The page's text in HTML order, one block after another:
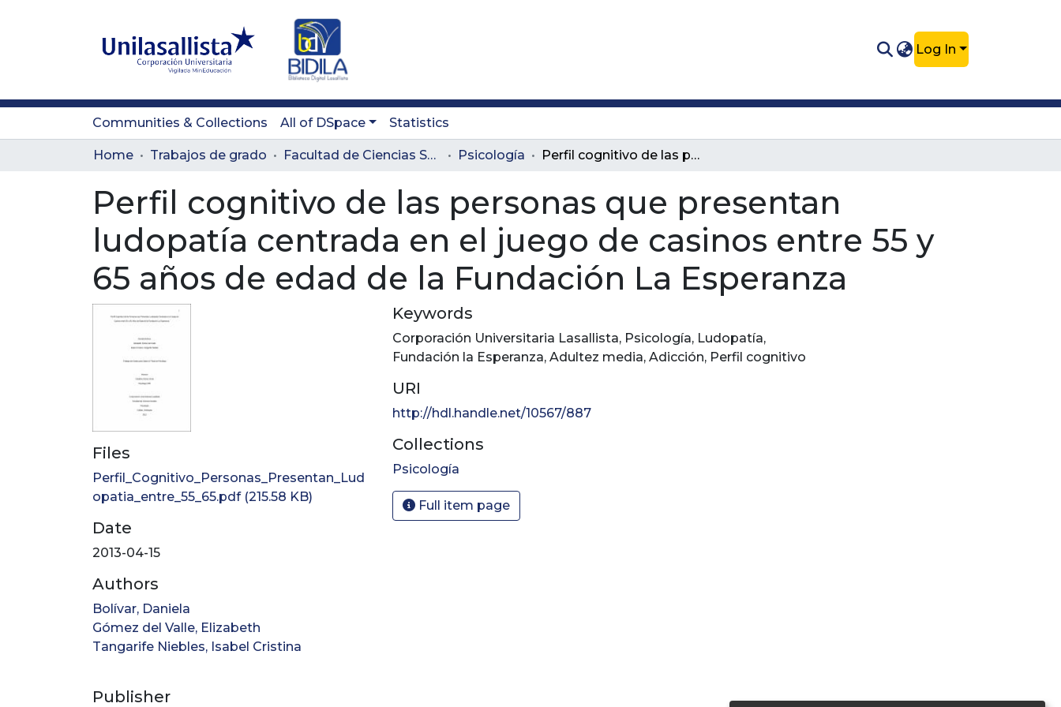
Log In
Communities & Collections All of DSpace Statistics
Home Trabajos de grado Facultad de Ciencias Sociales y Educación Psicología Perfil cognitivo de las personas que presentan ludopatía centrada en el juego de casinos entre 55 y 65 años de edad de la Fundación La Esperanza
Perfil cognitivo de las personas que presentan
ludopatía centrada en el juego de casinos entre 55 y
65 años de edad de la Fundación La Esperanza
Files
Perfil_Cognitivo_Personas_Presentan_Lud
opatia_entre_55_65.pdf(215.58 KB)
Date
2013-04-15
Authors
Bolívar, Daniela
Gómez del Valle, Elizabeth
Tangarife Niebles, Isabel Cristina
Publisher
Keywords
Corporación Universitaria Lasallista, Psicología, Ludopatía,
Fundación la Esperanza, Adultez media, Adicción, Perfil cognitivo
URI
http://hdl.handle.net/10567/887
Collections
Psicología
Full item page